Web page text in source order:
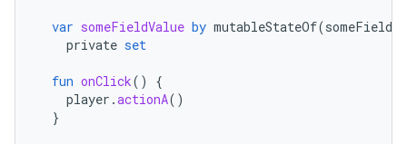
var someFieldValue by mutableStateOf(
private set
fun onClick()
{
player .actionA()
}